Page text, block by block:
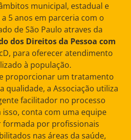
municipal, estadual e
5 anos em parceria com o
de São Paulo atraves da
dos Direitos da Pessoa com
para oferecer atendimento
à população.
proporcionar um tratamento
qualidade, a Associação utiliza
facilitador no processo
conta com uma equipe
por profissionais
nas áreas da saúde,